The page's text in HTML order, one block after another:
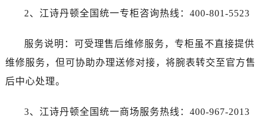
2、江诗丹顿全国统一专柜咨询热线：400-801-5523
服务说明：可受理售后维修服务，专柜虽不直接提供
维修服务，但可协助办理送修对接，将腕表转交至官方售
后中心处理。
3、江诗丹顿全国统一商场服务热线：400-967-2013